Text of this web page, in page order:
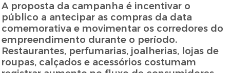
A proposta da campanha é incentivar o
público a antecipar as compras da data
comemorativa e movimentar os corredores do
empreendimento durante o período.
Restaurantes, perfumarias, joalherias, lojas de
roupas, calçados e acessórios costumam